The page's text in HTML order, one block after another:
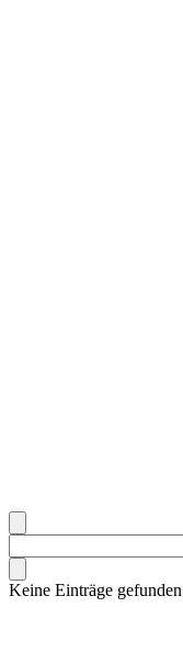
Keine Einträge gefunden